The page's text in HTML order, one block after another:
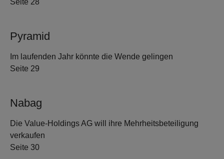
Seite 28
Pyramid
Im laufenden Jahr könnte die Wende gelingen
Seite 29
Nabag
Die Value-Holdings AG will ihre Mehrheitsbeteiligung
verkaufen
Seite 30